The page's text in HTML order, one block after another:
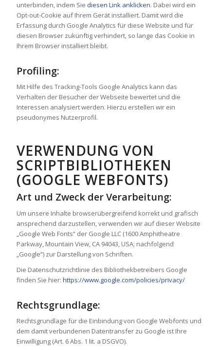
unterbinden, indem Sie diesen Link anklicken. Dabei wird ein
Opt-out-Cookie auf Ihrem Gerät installiert. Damit wird die
Erfassung durch Google Analytics für diese Website und für
diesen Browser zukünftig verhindert, so lange das Cookie in
Ihrem Browser installiert bleibt.
Profiling:
Mit Hilfe des Tracking-Tools Google Analytics kann das
Verhalten der Besucher der Webseite bewertet und die
Interessen analysiert werden. Hierzu erstellen wir ein
pseudonymes Nutzerprofil.
VERWENDUNG VON
SCRIPTBIBLIOTHEKEN
(GOOGLE WEBFONTS)
Art und Zweck der Verarbeitung:
Um unsere Inhalte browserübergreifend korrekt und grafisch
ansprechend darzustellen, verwenden wir auf dieser Website
„Google Web Fonts“ der Google LLC (1600 Amphitheatre
Parkway, Mountain View, CA 94043, USA; nachfolgend
„Google“) zur Darstellung von Schriften.
Die Datenschutzrichtlinie des Bibliothekbetreibers Google
finden Sie hier: https://www.google.com/policies/privacy/
Rechtsgrundlage:
Rechtsgrundlage für die Einbindung von Google Webfonts und
dem damit verbundenen Datentransfer zu Google ist Ihre
Einwilligung (Art. 6 Abs. 1 lit. a DSGVO).